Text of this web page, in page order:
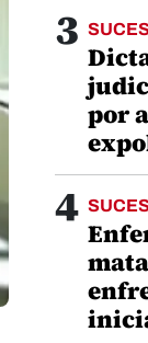
3
por
4